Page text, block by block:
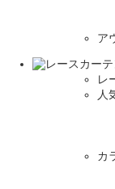
ア
レ
人
カ